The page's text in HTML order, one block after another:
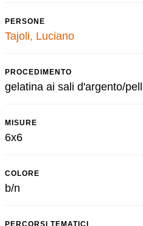
PERSONE
Tajoli, Luciano
PROCEDIMENTO
gelatina ai sali d'argento/
MISURE
6x6
COLORE
b/n
PERCORSI TEMATICI